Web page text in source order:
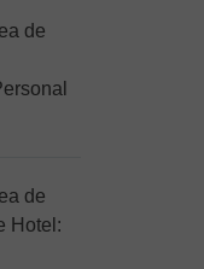
de
de
Hotel: